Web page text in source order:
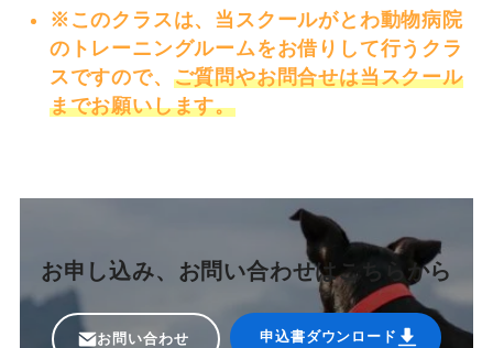
※このクラスは、当スクールがとわ動物病院
のトレーニングルームをお借りして行うクラ
スですので、 ご質問やお問合せは当スクール
までお願いします。
お申し込み、お問い合わせはこちらから
お問い合わせ 申込書ダウンロード